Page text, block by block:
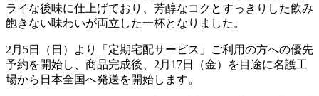
ライな後味に仕上げており、芳醇なコクとすっきりした飲み
飽きない味わいが両立した一杯となりました。​
2月5日（日）より「定期宅配サービス」ご利用の方への優先
予約を開始し、商品完成後、2月17日（金）を目途に名護工
場から日本全国へ発送を開始します。